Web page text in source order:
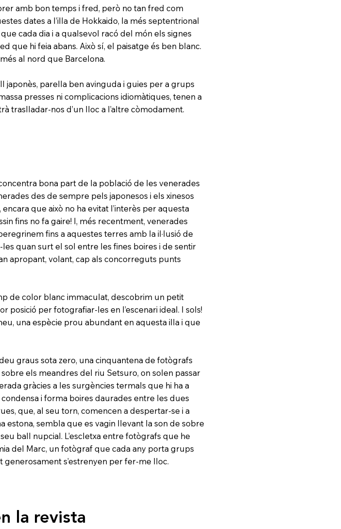
amb bon temps i fred, però no tan fred com
dates a l’illa de Hokkaido, la més septentrional
cada dia i a qualsevol racó del món els signes
que hi feia abans. Això sí, el paisatge és ben blanc.
al nord que Barcelona.
japonès, parella ben avinguda i guies per a grups
presses ni complicacions idiomàtiques, tenen a
traslladar-nos d’un lloc a l’altre còmodament.
bona part de la població de les venerades
des de sempre pels japonesos i els xinesos
que això no ha evitat l’interès per aquesta
fins no fa gaire! I, més recentment, venerades
fins a aquestes terres amb la il·lusió de
quan surt el sol entre les fines boires i de sentir
apropant, volant, cap als concorreguts punts
de color blanc immaculat, descobrim un petit
posició per fotografiar-les en l’escenari ideal. I sols!
una espècie prou abundant en aquesta illa i que
graus sota zero, una cinquantena de fotògrafs
els meandres del riu Setsuro, on solen passar
gràcies a les surgències termals que hi ha a
i forma boires daurades entre les dues
que, al seu torn, comencen a despertar-se i a
estona, sembla que es vagin llevant la son de sobre
ball nupcial. L’escletxa entre fotògrafs que he
del Marc, un fotògraf que cada any porta grups
s’estrenyen per fer-me lloc.
la revista